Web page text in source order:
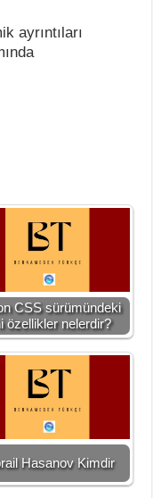
ayrıntıları
CSS sürümündeki
özellikler nelerdir?
Hasanov Kimdir